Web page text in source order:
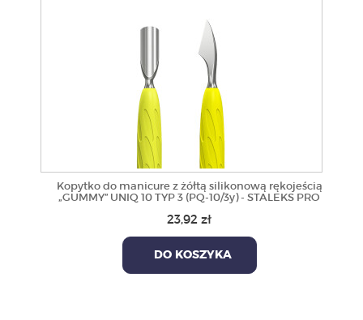
Kopytko do manicure z żółtą silikonową rękojeścią
„GUMMY” UNIQ 10 TYP 3 (PQ-10/3y) - STALEKS PRO
23,92 zł
DO KOSZYKA